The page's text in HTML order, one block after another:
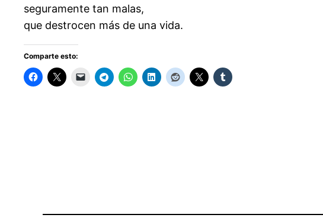
seguramente tan malas,
que destrocen más de una vida.
Comparte esto: